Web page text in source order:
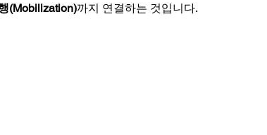
(Mobilization)까지 연결하는 것입니다.